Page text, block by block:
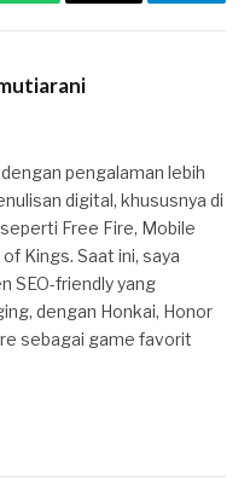
pengalaman lebih
digital, khususnya di
Free Fire, Mobile
Kings. Saat ini, saya
SEO-friendly yang
dengan Honkai, Honor
sebagai game favorit